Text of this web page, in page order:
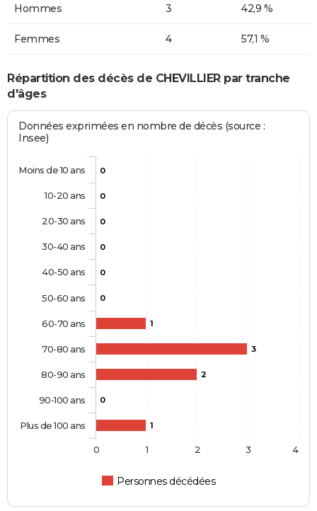
Hommes 3 42,9 %
Femmes 4 57,1 %
Répartition des décès de CHEVILLIER par tranche
d'âges
Données exprimées en nombre de décès (source :
Insee)
0
0
0
0
0
0
1
3
2
0
1
Personnes décédées
Moins de 10 ans
10-20 ans
20-30 ans
30-40 ans
40-50 ans
50-60 ans
60-70 ans
70-80 ans
80-90 ans
90-100 ans
Plus de 100 ans
0 1 2 3 4